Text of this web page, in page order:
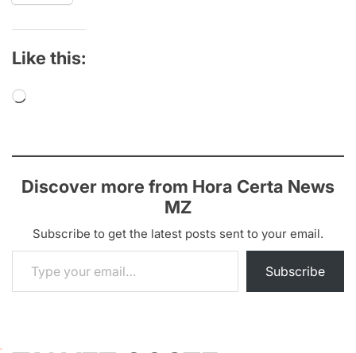
Like this:
Loading…
Discover more from Hora Certa News
MZ
Subscribe to get the latest posts sent to your email.
Type your email…
Subscribe